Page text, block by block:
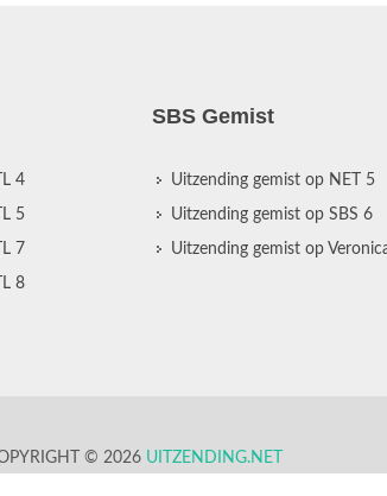
4
5
7
8
SBS Gemist
Uitzending gemist op NET 5
Uitzending gemist op SBS 6
Uitzending gemist op
© 2026 UITZENDING.NET